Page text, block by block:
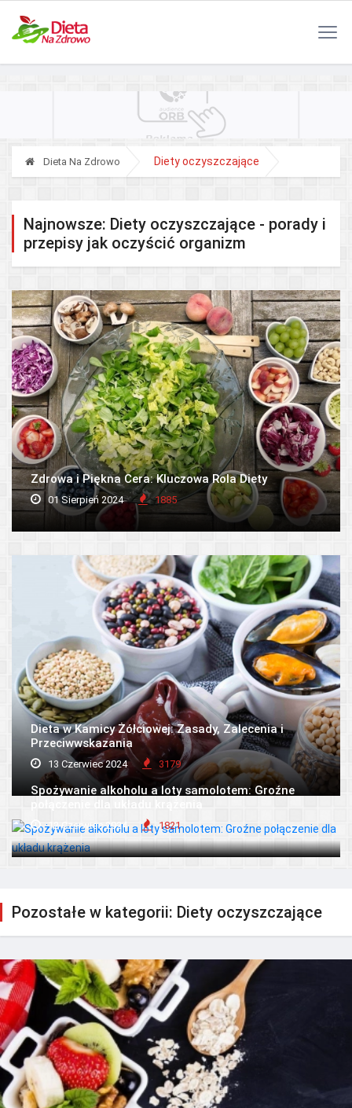
Dieta Na Zdrowo Diety oczyszczające
Najnowsze: Diety oczyszczające - porady i
przepisy jak oczyścić organizm
Zdrowa i Piękna Cera: Kluczowa Rola Diety
01 Sierpień 2024 1885
Dieta w Kamicy Żółciowej: Zasady, Zalecenia i
Przeciwwskazania
13 Czerwiec 2024 3179
Spożywanie alkoholu a loty samolotem: Groźne
12 Czerwiec 2024 1821
Pozostałe w kategorii: Diety oczyszczające